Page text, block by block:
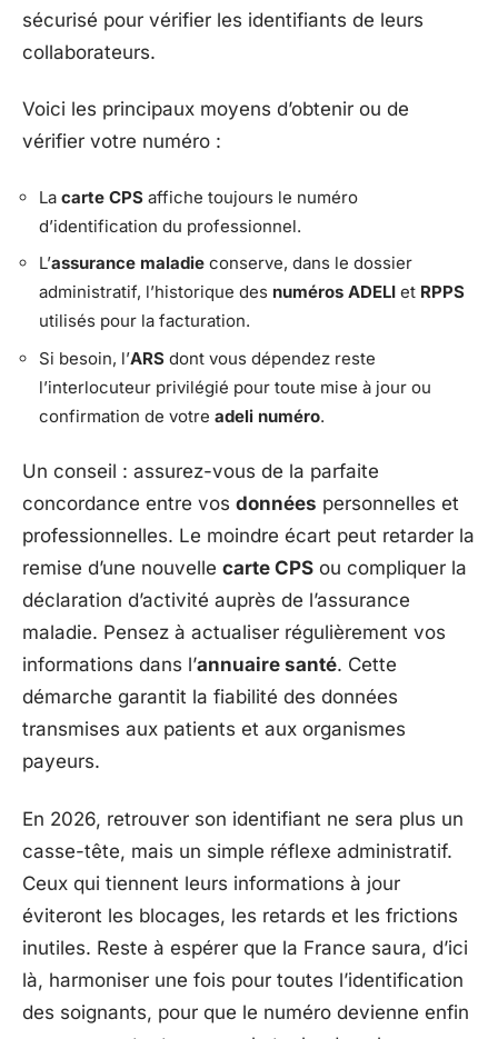
sécurisé pour vérifier les identifiants de leurs
collaborateurs.
Voici les principaux moyens d’obtenir ou de
vérifier votre numéro :
La carte CPS affiche toujours le numéro
d’identification du professionnel.
L’assurance maladie conserve, dans le dossier
administratif, l’historique des numéros ADELI et RPPS
utilisés pour la facturation.
Si besoin, l’ARS dont vous dépendez reste
l’interlocuteur privilégié pour toute mise à jour ou
confirmation de votre adeli numéro.
Un conseil : assurez-vous de la parfaite
concordance entre vos données personnelles et
professionnelles. Le moindre écart peut retarder la
remise d’une nouvelle carte CPS ou compliquer la
déclaration d’activité auprès de l’assurance
maladie. Pensez à actualiser régulièrement vos
informations dans l’annuaire santé. Cette
démarche garantit la fiabilité des données
transmises aux patients et aux organismes
payeurs.
En 2026, retrouver son identifiant ne sera plus un
casse-tête, mais un simple réflexe administratif.
Ceux qui tiennent leurs informations à jour
éviteront les blocages, les retards et les frictions
inutiles. Reste à espérer que la France saura, d’ici
là, harmoniser une fois pour toutes l’identification
des soignants, pour que le numéro devienne enfin